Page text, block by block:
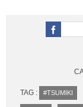
TAG : #TSUMIKI